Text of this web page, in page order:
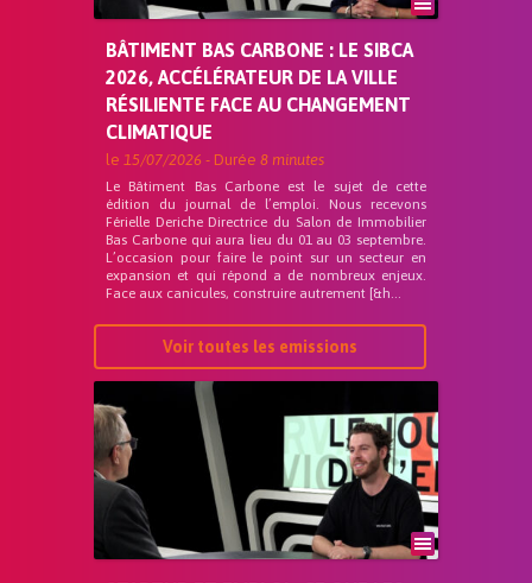
BÂTIMENT BAS CARBONE : LE SIBCA
2026, ACCÉLÉRATEUR DE LA VILLE
RÉSILIENTE FACE AU CHANGEMENT
CLIMATIQUE
le 15/07/2026 - Durée 8 minutes
Le Bâtiment Bas Carbone est le sujet de cette
édition du journal de l’emploi. Nous recevons
Férielle Deriche Directrice du Salon de Immobilier
Bas Carbone qui aura lieu du 01 au 03 septembre.
L’occasion pour faire le point sur un secteur en
expansion et qui répond a de nombreux enjeux.
Face aux canicules, construire autrement [&h...
Voir toutes les emissions